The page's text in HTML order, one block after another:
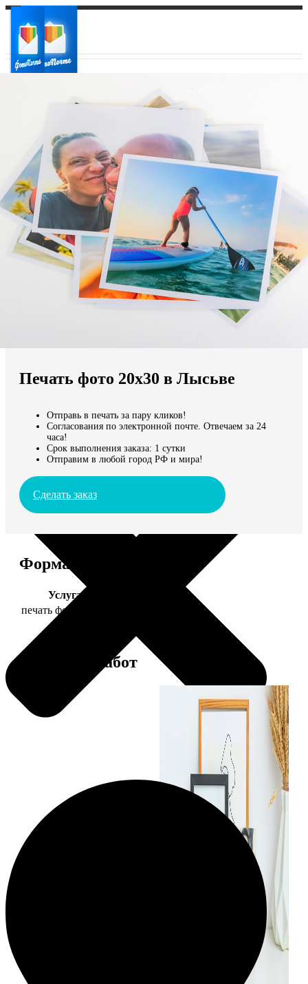
Ваш регион доставки
Выберите из списка:
Мы доставляем по всему миру
Продолжить без города
Печать фото 20х30 в Лысьве
Отправь в печать за пару кликов!
Согласования по электронной почте. Отвечаем за 24
часа!
Срок выполнения заказа: 1 сутки
Отправим в любой город РФ и мира!
Сделать заказ
Форматы и цены
Услуга
печать фото 20х30
Примеры работ